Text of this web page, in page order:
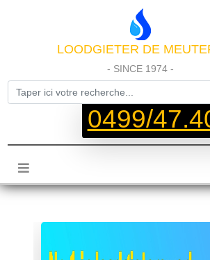
LOODGIETER DE
- SINCE 1974 -
0499/